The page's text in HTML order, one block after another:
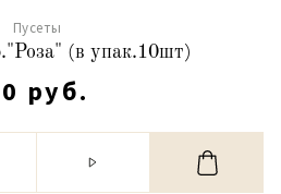
Пусеты
(в упак.10шт)
руб.